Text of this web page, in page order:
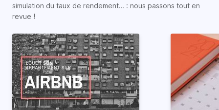
simulation du taux de rendement… : nous passons tout en
revue !